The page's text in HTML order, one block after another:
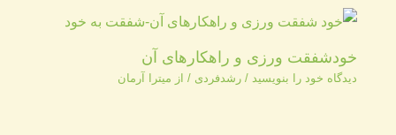
خودشفقت ورزی و راهکارهای آن
دیدگاه‌ خود را بنویسید / رشدفردی / از میترا آرمان